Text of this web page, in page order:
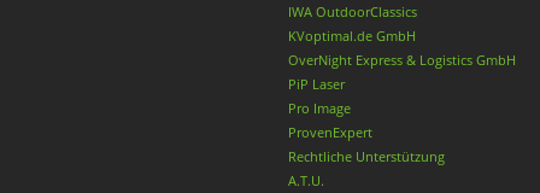
IWA OutdoorClassics
KVoptimal.de GmbH
OverNight Express & Logistics GmbH
PiP Laser
Pro Image
ProvenExpert
Rechtliche Unterstützung
A.T.U.